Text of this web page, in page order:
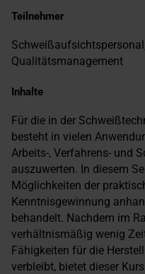
Teilnehmer
Qualitätsmanagement
Inhalte
Für die in der
besteht in vielen
Arbeits-, Verfahrens- und
auszuwerten. In diesem
Möglichkeiten der
Kenntnisgewinnung
behandelt. Nachdem im
verhältnismäßig wenig
Fähigkeiten für die
verbleibt, bietet dieser